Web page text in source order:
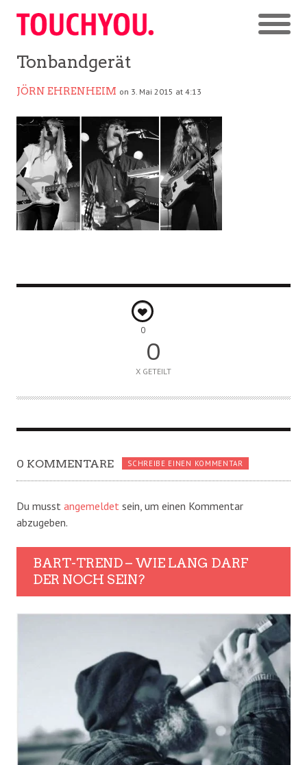
Tonbandgerät
JÖRN EHRENHEIM on 3. Mai 2015 at 4:13
0
0
X GETEILT
0 KOMMENTARE SCHREIBE EINEN KOMMENTAR
Du musst angemeldet sein, um einen Kommentar
abzugeben.
BART-TREND – WIE LANG DARF
DER NOCH SEIN?